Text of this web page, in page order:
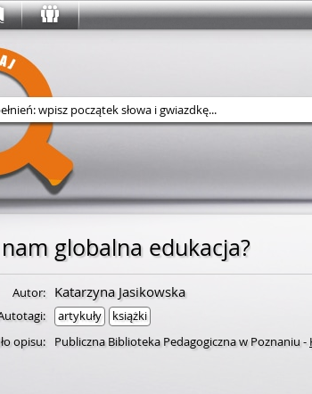
Wyszukaj w serwisie
globalna edukacja?
Autor: Katarzyna Jasikowska
artykuły
książki
opisu:
Publiczna Biblioteka Pedagogiczna w Poznaniu-